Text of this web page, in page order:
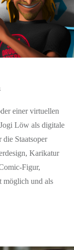
einer virtuellen
Löw als digitale
Staatsoper
Karikatur
Figur,
möglich und als